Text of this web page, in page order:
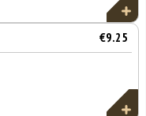
€9.25